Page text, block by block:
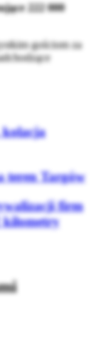
222 000
gościom za
kolacja
teren Targów
firm
kilometry